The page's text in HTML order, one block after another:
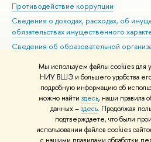
Мы используем файлы cookies для
НИУ ВШЭ и большего удобства
подробную информацию об
можно найти здесь, наши правила
данных –здесь. Продолжая
подтверждаете, что были
использовании файлов cookies
Противодействие коррупции
Сведения о доходах, расходах, об
обязательствах имущественного
Сведения об образовательной
Людям с ограниченными возможностями
Единая платежная страница
Работа в Вышке
© НИУ ВШЭ 1993–2026 Адреса и